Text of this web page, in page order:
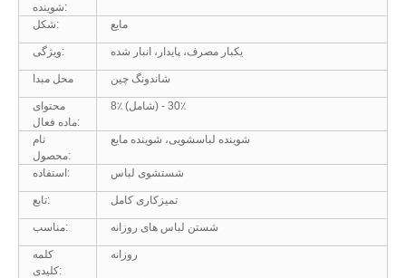
شوینده:
شکل: مایع
ویژگی: یکبار مصرف، پایدار، انبار شده
محل مبدا شاندونگ چین
محتوای
ماده فعال:
8٪ (شامل) - 30٪
نام
محصول:
شوینده لباسشویی، شوینده مایع
استفاده: شستشوی لباس
تابع: تمیزکاری کامل
مناسب: شستن لباس های روزانه
کلمه
کلیدی:
روزانه